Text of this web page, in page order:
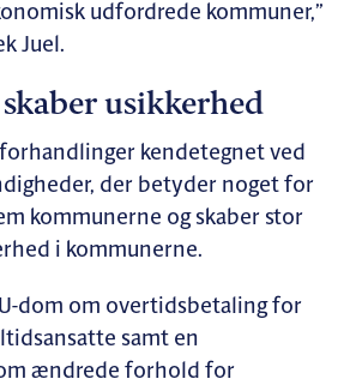
udfordrede kommuner,”
Juel.
usikkerhed
kendetegnet ved
der betyder noget for
kommunerne og skaber stor
i kommunerne.
dom om overtidsbetaling for
samt en
ændrede forhold for